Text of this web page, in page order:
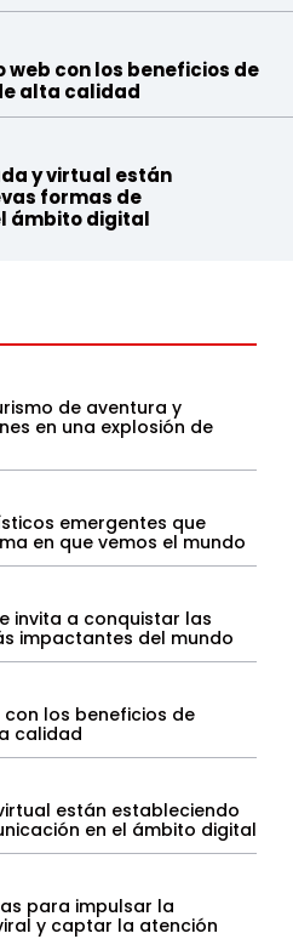
con los beneficios de
alta calidad
y virtual están
formas de
ámbito digital
de aventura y
en una explosión de
emergentes que
en que vemos el mundo
invita a conquistar las
impactantes del mundo
los beneficios de
calidad
están estableciendo
en el ámbito digital
para impulsar la
y captar la atención